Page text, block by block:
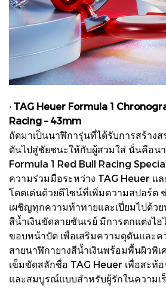
· TAG Heuer Formula 1
Racing – 43mm
ถัดมาเป็นนาฬิการุ่นที่ได้รับการสร้างส
ดันไปสู่ชัยชนะให้กับผู้สวมใส่ นั่นคือน
Formula 1 Red Bull Racing
ความร่วมมือระหว่าง TAG Heuer แ
โดดเด่นด้วยดีไซน์ที่เพิ่มความสปอร์ต
เผชิญทุกความท้าทายและเปี่ยมไปด้ว
สีน้ำเงินขัดลายซันเรย์ มีการตกแต่งไ
ขอบหน้าปัด เพื่อเสริมความดุดันและค
สายนาฬิกายางสีน้ำเงินพร้อมพื้นผิวพิเ
เข็มขัดสลักชื่อ TAG Heuer เพื่อสะท้
และสมบูรณ์แบบสำหรับผู้รักในความเ